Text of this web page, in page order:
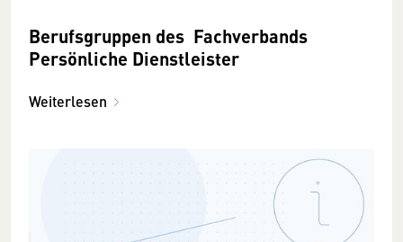
Berufsgruppen des Fachverbands
Persönliche Dienst­leister
Weiterlesen